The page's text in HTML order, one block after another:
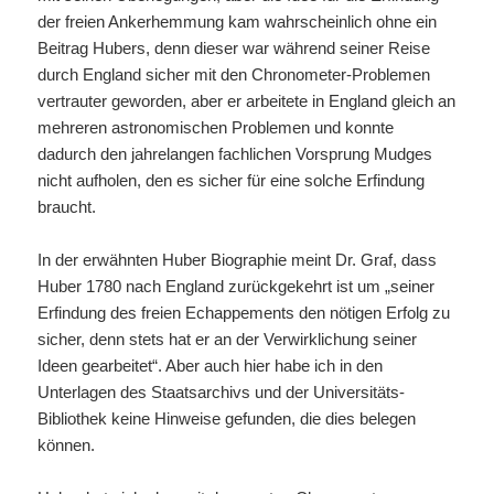
der freien Ankerhemmung kam wahrscheinlich ohne ein
Beitrag Hubers, denn dieser war während seiner Reise
durch England sicher mit den Chronometer-Problemen
vertrauter geworden, aber er arbeitete in England gleich an
mehreren astronomischen Problemen und konnte
dadurch den jahrelangen fachlichen Vorsprung Mudges
nicht aufholen, den es sicher für eine solche Erfindung
braucht.
In der erwähnten Huber Biographie meint Dr. Graf, dass
Huber 1780 nach England zurückgekehrt ist um „seiner
Erfindung des freien Echappements den nötigen Erfolg zu
sicher, denn stets hat er an der Verwirklichung seiner
Ideen gearbeitet“. Aber auch hier habe ich in den
Unterlagen des Staatsarchivs und der Universitäts-
Bibliothek keine Hinweise gefunden, die dies belegen
können.